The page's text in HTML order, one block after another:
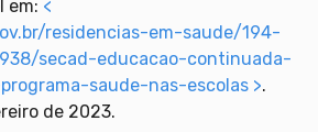
em: <
residencias-em-saude/194-
secad-educacao-continuada-
saude-nas-escolas >.
de 2023.